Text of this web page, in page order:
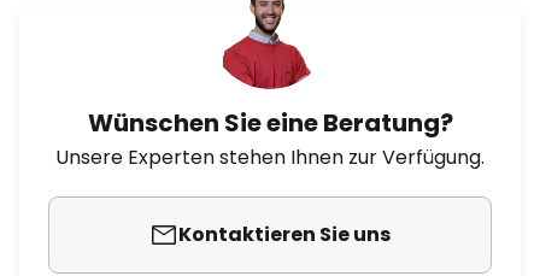
Wünschen Sie eine Beratung?
Unsere Experten stehen Ihnen zur Verfügung.
Kontaktieren Sie uns